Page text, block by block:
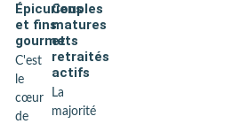
Épicuriens
et fins
gourmets
C'est
le
cœur
de
Couples
matures
et
retraités
actifs
La
majorité